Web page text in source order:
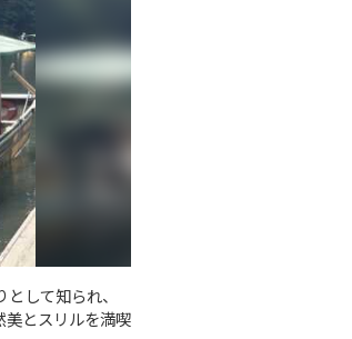
して知られ、
美とスリルを満喫